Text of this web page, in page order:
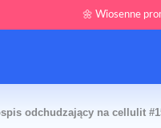
🌼 Wiosenne
odchudzający na cellulit